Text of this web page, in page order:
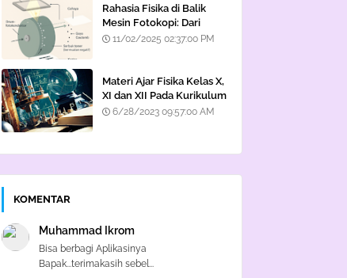
Rahasia Fisika di Balik
Mesin Fotokopi: Dari
Cahaya hingga Listrik
11/02/2025 02:37:00 PM
Materi Ajar Fisika Kelas X,
XI dan XII Pada Kurikulum
Merdeka
6/28/2023 09:57:00 AM
KOMENTAR
Muhammad Ikrom
Bisa berbagi Aplikasinya
Bapak...terimakasih sebel...